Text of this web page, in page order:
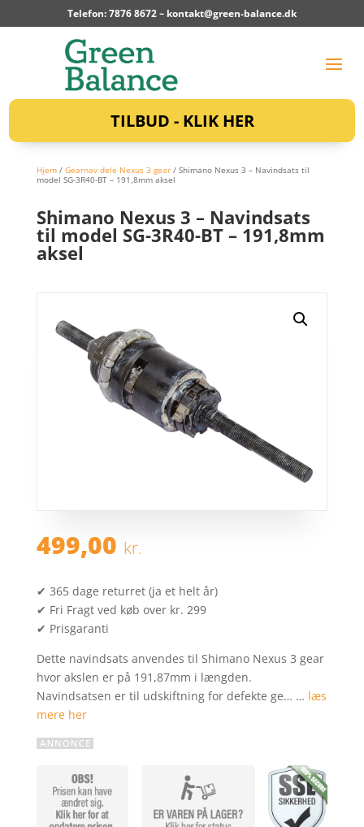
Telefon: 7876 8672 – kontakt@green-balance.dk
TILBUD - KLIK HER
Hjem/ Gearnav dele Nexus 3 gear/ Shimano Nexus 3 – Navindsats til
model SG-3R40-BT – 191,8mm aksel
Shimano Nexus 3 – Navindsats
til model SG-3R40-BT – 191,8mm
aksel
499,00 kr.
✔ 365 dage returret (ja et helt år)
✔ Fri Fragt ved køb over kr. 299
✔ Prisgaranti
Dette navindsats anvendes til Shimano Nexus 3 gear
hvor akslen er på 191,87mm i længden.
Navindsatsen er til udskiftning for defekte ge… … læs
mere her